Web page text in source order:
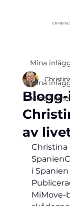
Christina
Mina
Mina
Mina
av
Christina
Spanien
i Spanien
MiMove-